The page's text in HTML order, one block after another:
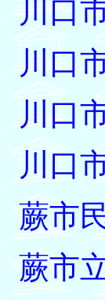
川口
川口
川口
川口
蕨市
蕨市